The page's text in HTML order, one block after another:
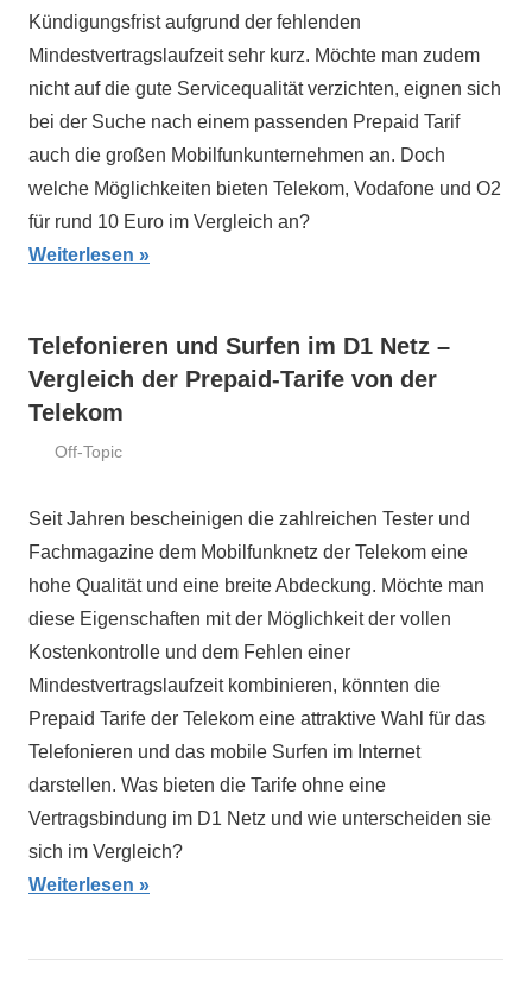
Kündigungsfrist aufgrund der fehlenden
Mindestvertragslaufzeit sehr kurz. Möchte man zudem
nicht auf die gute Servicequalität verzichten, eignen sich
bei der Suche nach einem passenden Prepaid Tarif
auch die großen Mobilfunkunternehmen an. Doch
welche Möglichkeiten bieten Telekom, Vodafone und O2
für rund 10 Euro im Vergleich an?
Weiterlesen
Telefonieren und Surfen im D1 Netz –
Vergleich der Prepaid-Tarife von der
Telekom
Januar
ratgeber.de
Off-Topic
Seit Jahren bescheinigen die zahlreichen Tester und
Fachmagazine dem Mobilfunknetz der Telekom eine
hohe Qualität und eine breite Abdeckung. Möchte man
diese Eigenschaften mit der Möglichkeit der vollen
Kostenkontrolle und dem Fehlen einer
Mindestvertragslaufzeit kombinieren, könnten die
Prepaid Tarife der Telekom eine attraktive Wahl für das
Telefonieren und das mobile Surfen im Internet
darstellen. Was bieten die Tarife ohne eine
Vertragsbindung im D1 Netz und wie unterscheiden sie
sich im Vergleich?
Weiterlesen